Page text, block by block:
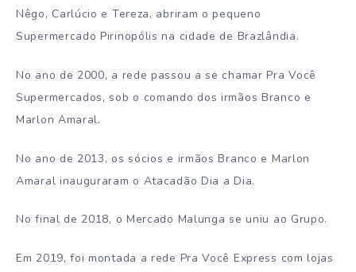
Nêgo, Carlúcio e Tereza, abriram o pequeno
Supermercado Pirinopólis na cidade de Brazlândia.
No ano de 2000, a rede passou a se chamar Pra Você
Supermercados, sob o comando dos irmãos Branco e
Marlon Amaral.
No ano de 2013, os sócios e irmãos Branco e Marlon
Amaral inauguraram o Atacadão Dia a Dia.
No final de 2018, o Mercado Malunga se uniu ao Grupo.
Em 2019, foi montada a rede Pra Você Express com lojas